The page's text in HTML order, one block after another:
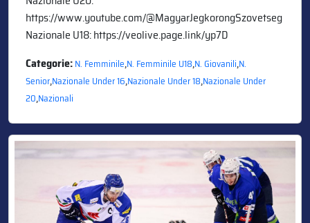
https://www.youtube.com/@MagyarJegkorongSzovetseg
Nazionale U18: https://veolive.page.link/yp7D
Categorie:N. Femminile,N. Femminile U18,N. Giovanili,N.
Senior,Nazionale Under 16,Nazionale Under 18,Nazionale Under
20,Nazionali